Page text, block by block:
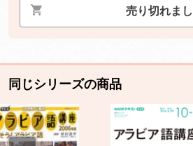
売り切れま
同じシリーズの商品